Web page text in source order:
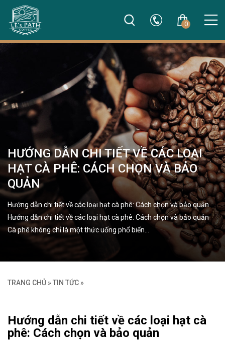
0
HƯỚNG DẪN CHI TIẾT VỀ CÁC LOẠI
HẠT CÀ PHÊ: CÁCH CHỌN VÀ BẢO
QUẢN
Hướng dẫn chi tiết về các loại hạt cà phê: Cách chọn và bảo quản
Hướng dẫn chi tiết về các loại hạt cà phê: Cách chọn và bảo quản
Cà phê không chỉ là một thức uống phổ biến…
TRANG CHỦ » TIN TỨC »
Hướng dẫn chi tiết về các loại hạt cà
phê: Cách chọn và bảo quản